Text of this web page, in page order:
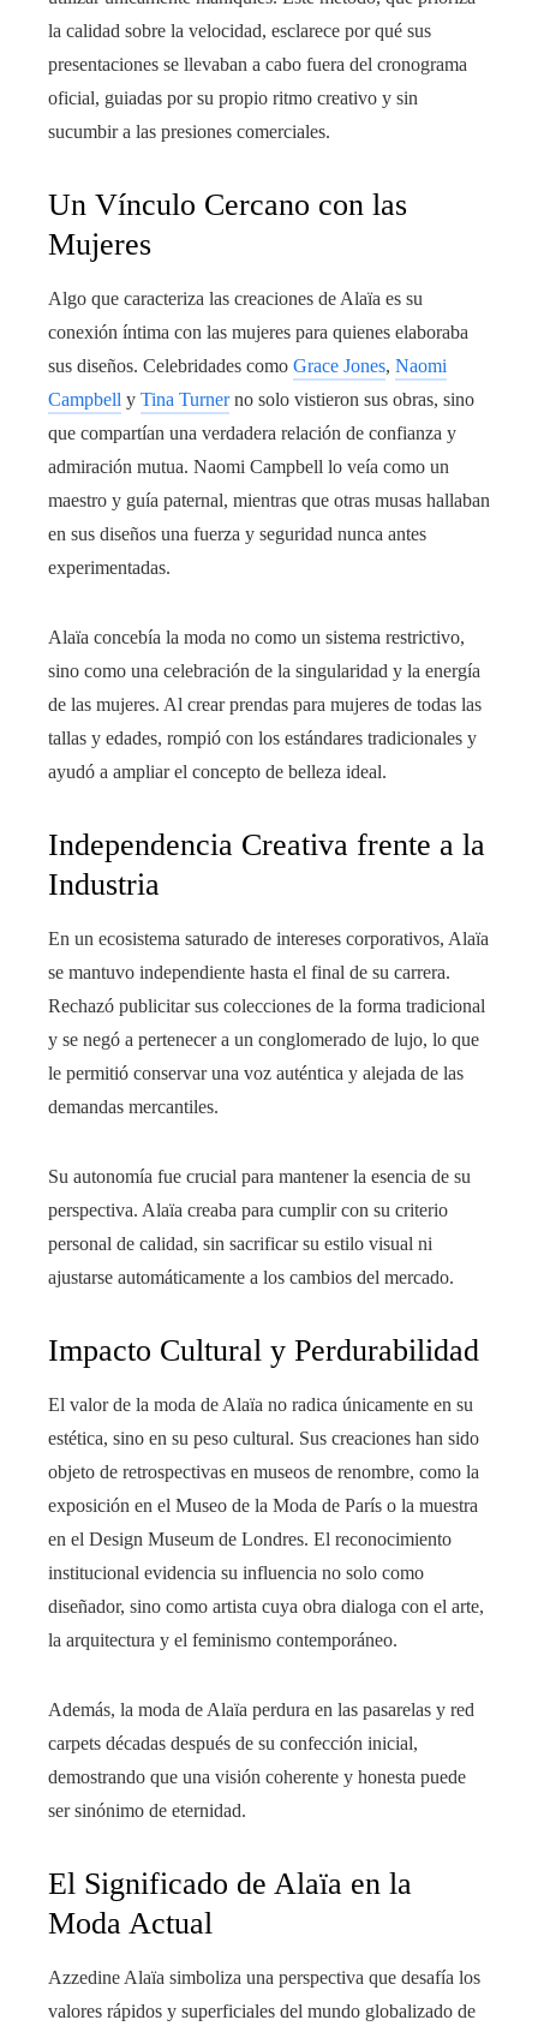
la calidad sobre la velocidad, esclarece por qué sus
presentaciones se llevaban a cabo fuera del cronograma
oficial, guiadas por su propio ritmo creativo y sin
sucumbir a las presiones comerciales.
Un Vínculo Cercano con las
Mujeres
Algo que caracteriza las creaciones de Alaïa es su
conexión íntima con las mujeres para quienes elaboraba
sus diseños. Celebridades como Grace Jones, Naomi
Campbell y Tina Turnerno solo vistieron sus obras, sino
que compartían una verdadera relación de confianza y
admiración mutua. Naomi Campbell lo veía como un
maestro y guía paternal, mientras que otras musas hallaban
en sus diseños una fuerza y seguridad nunca antes
experimentadas.
Alaïa concebía la moda no como un sistema restrictivo,
sino como una celebración de la singularidad y la energía
de las mujeres. Al crear prendas para mujeres de todas las
tallas y edades, rompió con los estándares tradicionales y
ayudó a ampliar el concepto de belleza ideal.
Independencia Creativa frente a la
Industria
En un ecosistema saturado de intereses corporativos, Alaïa
se mantuvo independiente hasta el final de su carrera.
Rechazó publicitar sus colecciones de la forma tradicional
y se negó a pertenecer a un conglomerado de lujo, lo que
le permitió conservar una voz auténtica y alejada de las
demandas mercantiles.
Su autonomía fue crucial para mantener la esencia de su
perspectiva. Alaïa creaba para cumplir con su criterio
personal de calidad, sin sacrificar su estilo visual ni
ajustarse automáticamente a los cambios del mercado.
Impacto Cultural y Perdurabilidad
El valor de la moda de Alaïa no radica únicamente en su
estética, sino en su peso cultural. Sus creaciones han sido
objeto de retrospectivas en museos de renombre, como la
exposición en el Museo de la Moda de París o la muestra
en el Design Museum de Londres. El reconocimiento
institucional evidencia su influencia no solo como
diseñador, sino como artista cuya obra dialoga con el arte,
la arquitectura y el feminismo contemporáneo.
Además, la moda de Alaïa perdura en las pasarelas y red
carpets décadas después de su confección inicial,
demostrando que una visión coherente y honesta puede
ser sinónimo de eternidad.
El Significado de Alaïa en la
Moda Actual
Azzedine Alaïa simboliza una perspectiva que desafía los
valores rápidos y superficiales del mundo globalizado de